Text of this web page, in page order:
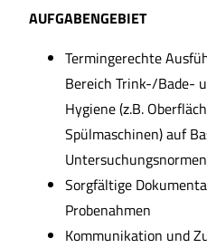
AUFGABENGEBIET
Termingerechte
Bereich Trink-/Bade-
Hygiene (z.B.
Spülmaschinen) auf
Untersuchungsnormen
Sorgfältige
Probenahmen
Kommunikation und